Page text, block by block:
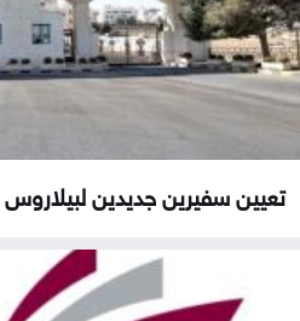
تعيين سفيرين جديدين لبيلاروس